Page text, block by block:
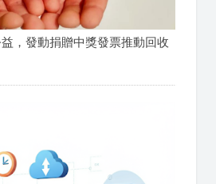
，發動捐贈中獎發票推動回收